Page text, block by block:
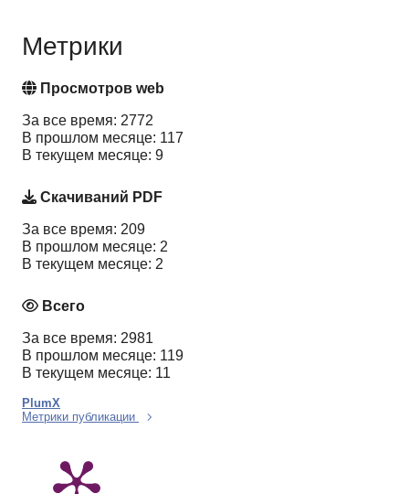
Метрики
Просмотров web
За все время: 2772
В прошлом месяце: 117
В текущем месяце: 9
Скачиваний PDF
За все время: 209
В прошлом месяце: 2
В текущем месяце: 2
Всего
За все время: 2981
В прошлом месяце: 119
В текущем месяце: 11
PlumX
Метрики публикации